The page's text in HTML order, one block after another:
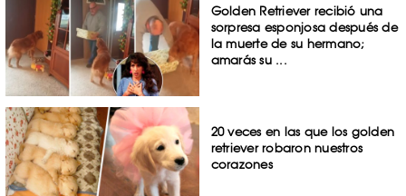
Golden Retriever recibió una
sorpresa esponjosa después de
la muerte de su hermano;
amarás su ...
20 veces en las que los golden
retriever robaron nuestros
corazones